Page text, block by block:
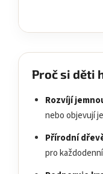
Proč si děti
Rozvíjí
nebo objevují
Přírodní
pro